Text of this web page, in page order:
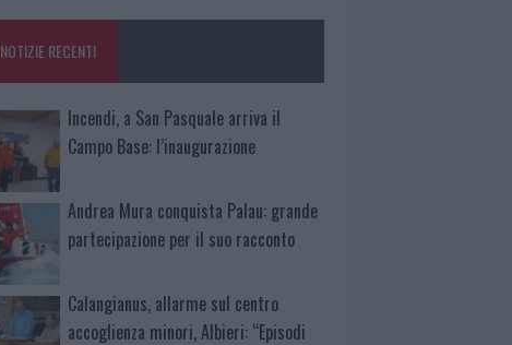
NOTIZIE RECENTI
Incendi, a San Pasquale arriva il
Campo Base: l’inaugurazione
Andrea Mura conquista Palau: grande
partecipazione per il suo racconto
Calangianus, allarme sul centro
accoglienza minori, Albieri: “Episodi